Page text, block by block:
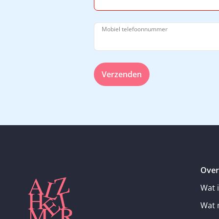
Mobiel telefoonnummer
Verzenden
Wat
Wat